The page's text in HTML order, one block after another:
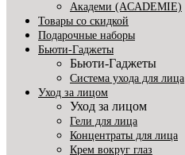
Академи (ACADEMIE)
Товары со скидкой
Подарочные наборы
Бьюти-Гаджеты
Бьюти-Гаджеты
Система ухода для лица
Уход за лицом
Уход за лицом
Гели для лица
Концентраты для лица
Крем вокруг глаз